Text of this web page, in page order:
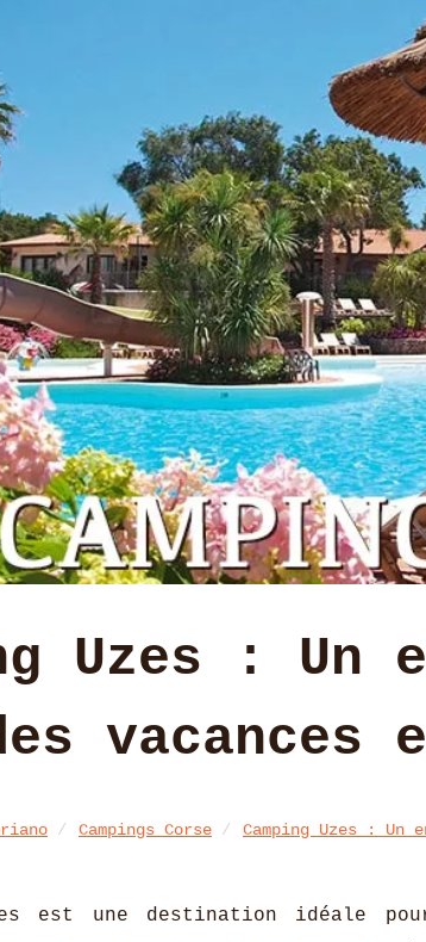
Uzes :
vacances
Campings Corse Camping Uzes :
est une destination idéale